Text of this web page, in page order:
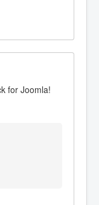
for Joomla!